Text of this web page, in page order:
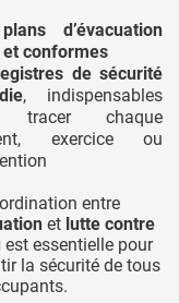
plans d’évacuation
conformes
de sécurité
, indispensables
tracer chaque
exercice ou
entre
et lutte contre
est essentielle pour
la sécurité de tous